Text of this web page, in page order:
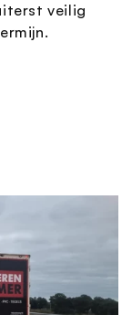
veilig